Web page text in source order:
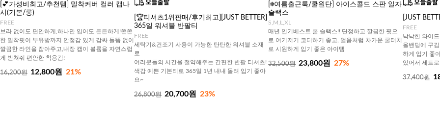
[💕가성비최고/추천템] 밀착커버 컬러 캡나
시(기본/롱)
FREE
브라 없이도 편안하게,하나만 입어도 든든하게!쫀쫀
한 밀착핏이 부유방까지 안정감 있게 감싸 들뜸 없이
깔끔한 라인을 잡아주고,내장 캡이 볼륨을 자연스럽
게 받쳐줘 편안한 착용감!
16,200원 12,800원 21%
[🏆티셔츠1위판매/후기최고][JUST BETTER]
365일 워셔블 반팔티
FREE
세탁기&건조기 사용이 가능한 탄탄한 워셔블 소재
로
여러분들의 시간을 절약해주는 간편한 반팔 티셔츠!
색감 예쁜 기본티로 365일 1년 내내 돌려 입기 좋아
요~
26,800원 20,700원 23%
[❄️여름출근룩/쿨원단] 아이스콜드 스판 일자
슬랙스
S,M,L,XL
매년 인기베스트 쿨 슬랙스!! 단정하고 깔끔한 핏으
로 여기저기 코디하기 좋고, 얼음처럼 차가운 쿨터치
로 시원하게 입기 좋은 아이템
32,500원 23,800원 27%
[JUST
FREE
낙낙한 와이
올밴딩에 구
하게 입기 좋
있어서 세트
37,400원